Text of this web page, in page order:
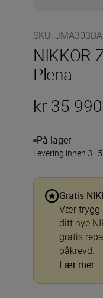
SKU: JMA303DA
NIKKOR
Plena
kr 35
På lager
Levering innen
Gratis
Vær trygg
ditt nye
gratis
påkrevd.
Lær mer